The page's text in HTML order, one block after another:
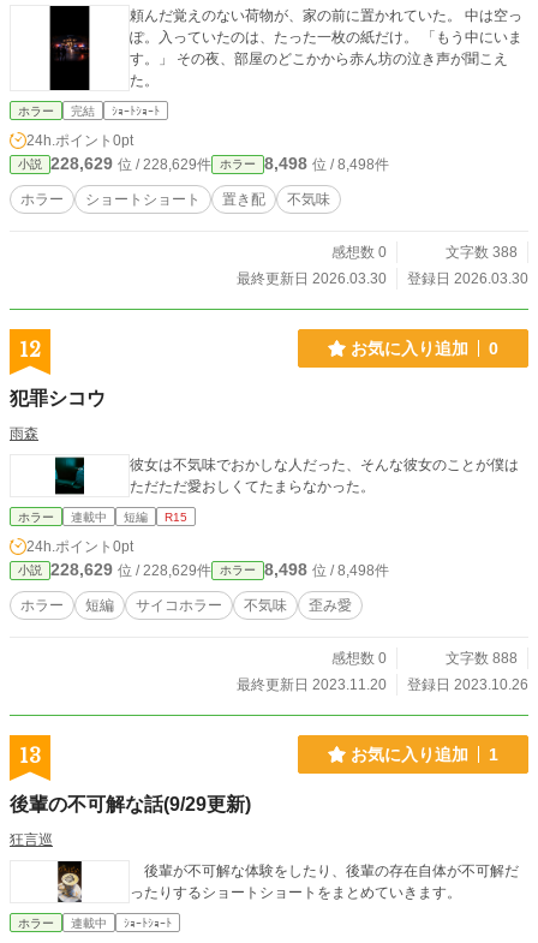
頼んだ覚えのない荷物が、家の前に置かれていた。 中は空っ
ぽ。入っていたのは、たった一枚の紙だけ。 「もう中にいま
す。」 その夜、部屋のどこかから赤ん坊の泣き声が聞こえ
た。
ホラー 完結 ｼｮｰﾄｼｮｰﾄ
24h.ポイント 0pt
小説 228,629 位 / 228,629件 ホラー 8,498 位 / 8,498件
ホラー ショートショート 置き配 不気味
感想数 0
文字数 388
最終更新日 2026.03.30
登録日 2026.03.30
12 お気に入り追加 0
犯罪シコウ
雨森
彼女は不気味でおかしな人だった、そんな彼女のことが僕は
ただただ愛おしくてたまらなかった。
ホラー 連載中 短編 R15
24h.ポイント 0pt
小説 228,629 位 / 228,629件 ホラー 8,498 位 / 8,498件
ホラー 短編 サイコホラー 不気味 歪み愛
感想数 0
文字数 888
最終更新日 2023.11.20
登録日 2023.10.26
13 お気に入り追加 1
後輩の不可解な話(9/29更新)
狂言巡
後輩が不可解な体験をしたり、後輩の存在自体が不可解だ
ったりするショートショートをまとめていきます。
ホラー 連載中 ｼｮｰﾄｼｮｰﾄ